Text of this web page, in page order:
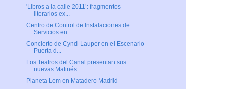
'Libros a la calle 2011’: fragmentos
literarios ex...
Centro de Control de Instalaciones de
Servicios en...
Concierto de Cyndi Lauper en el Escenario
Puerta d...
Los Teatros del Canal presentan sus
nuevas Matinés...
Planeta Lem en Matadero Madrid